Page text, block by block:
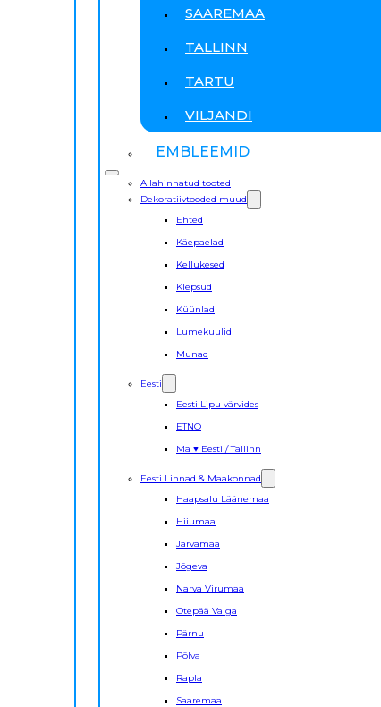
SAAREMAA
TALLINN
TARTU
VILJANDI
EMBLEEMID
Allahinnatud tooted
Dekoratiivtooded muud
Ehted
Käepaelad
Kellukesed
Klepsud
Küünlad
Lumekuulid
Munad
Eesti
Eesti Lipu värvides
ETNO
Ma ♥ Eesti / Tallinn
Eesti Linnad & Maakonnad
Haapsalu Läänemaa
Hiiumaa
Järvamaa
Jõgeva
Narva Virumaa
Otepää Valga
Pärnu
Põlva
Rapla
Saaremaa